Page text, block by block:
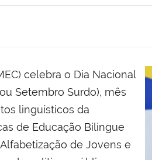
celebra o Dia Nacional
Setembro Surdo), mês
linguísticos da
de Educação Bilíngue
de Jovens e